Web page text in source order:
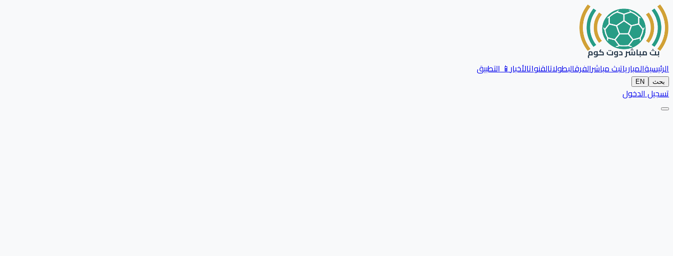
الرئيسيةالمبارياتبث مباشرالفرقالبطولاتالقنواتالأخبار📱 التطبيق
بحث EN
تسجيل الدخول